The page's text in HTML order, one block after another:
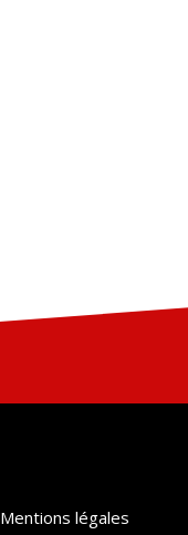
Mentions légales